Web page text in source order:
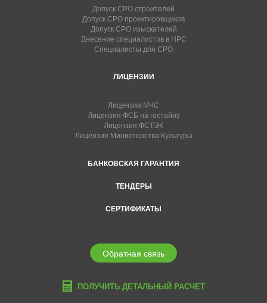
Допуск СРО строителей
Допуск СРО проектировщиков
Допуск СРО изыскателей
Внесение специалистов в НРС
Специалисты для СРО
ЛИЦЕНЗИИ
Лицензия МЧС
Лицензия ФСБ на гостайну
Лицензия ФСТЭК
Лицензия Министерства Культуры
БАНКОВСКАЯ ГАРАНТИЯ
ТЕНДЕРЫ
СЕРТИФИКАТЫ
Обратная связь
ПОЛУЧИТЬ ДЕТАЛЬНЫЙ РАСЧЕТ